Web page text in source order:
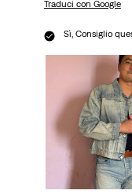
Traduci con Google
Sì, Consiglio